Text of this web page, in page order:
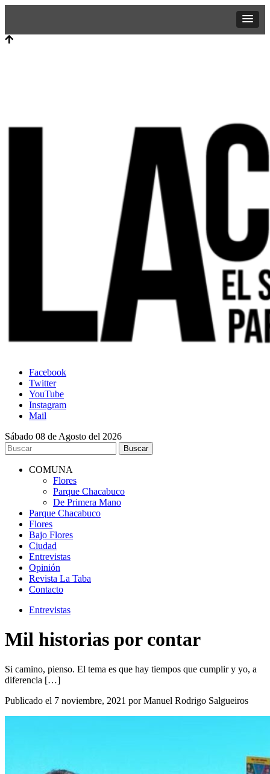
Facebook
Twitter
YouTube
Instagram
Mail
Sábado 08 de Agosto del 2026
COMUNA
Flores
Parque Chacabuco
De Primera Mano
Parque Chacabuco
Flores
Bajo Flores
Ciudad
Entrevistas
Opinión
Revista La Taba
Contacto
Entrevistas
Mil historias por contar
Si camino, pienso. El tema es que hay tiempos que cumplir y yo, a
diferencia […]
Publicado el 7 noviembre, 2021 por Manuel Rodrigo Salgueiros